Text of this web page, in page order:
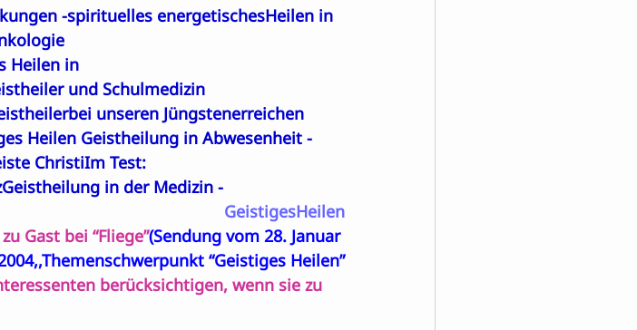
-spirituelles energetischesHeilen in
Heilen in
und Schulmedizin
unseren Jüngstenerreichen
Heilen Geistheilung in Abwesenheit -
ChristiIm Test:
Geistheilung in der Medizin -
GeistigesHeilen
Gast bei “Fliege”(Sendung vom 28. Januar
“Geistiges Heilen”
berücksichtigen, wenn sie zu